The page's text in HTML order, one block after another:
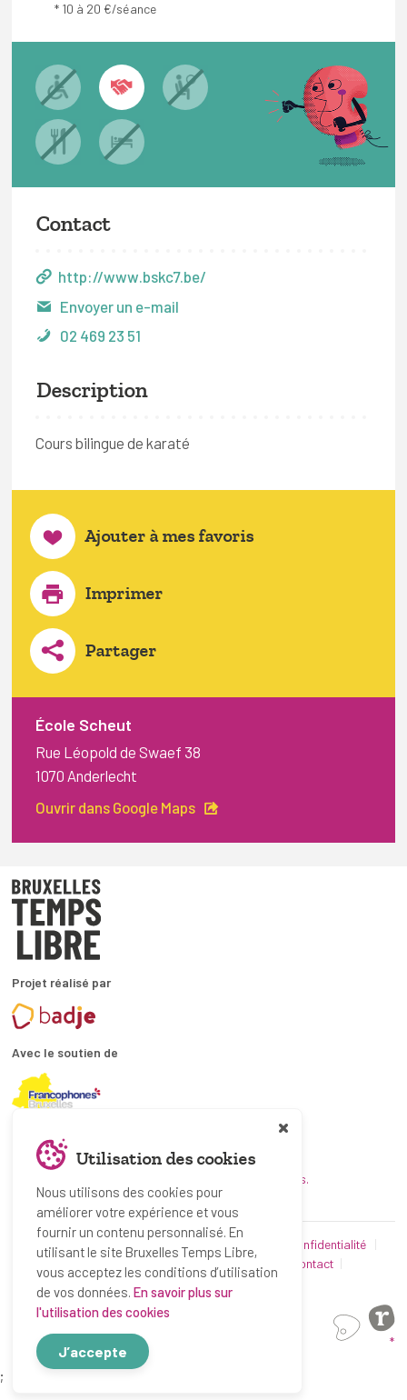
* 10 à 20 €/séance
Contact
http://www.bskc7.be/
Envoyer un e-mail
02 469 23 51
Description
Cours bilingue de karaté
Ajouter à mes favoris
Imprimer
Partager
École Scheut
Rue Léopold de Swaef 38
1070 Anderlecht
Ouvrir dans Google Maps
Projet réalisé par
Avec le soutien de
En collaboration avec
et les coordinations ATL bruxelloises.
© Bruxelles Temps Libre 2019-2026
Politique de confidentialité
Utilisation des cookies
Contact
Partenaires
*
Utilisation des cookies
Nous utilisons des cookies pour
améliorer votre expérience et vous
fournir un contenu personnalisé. En
utilisant le site Bruxelles Temps Libre,
vous acceptez les conditions d’utilisation
de vos données. En savoir plus sur
l'utilisation des cookies
J’accepte
;